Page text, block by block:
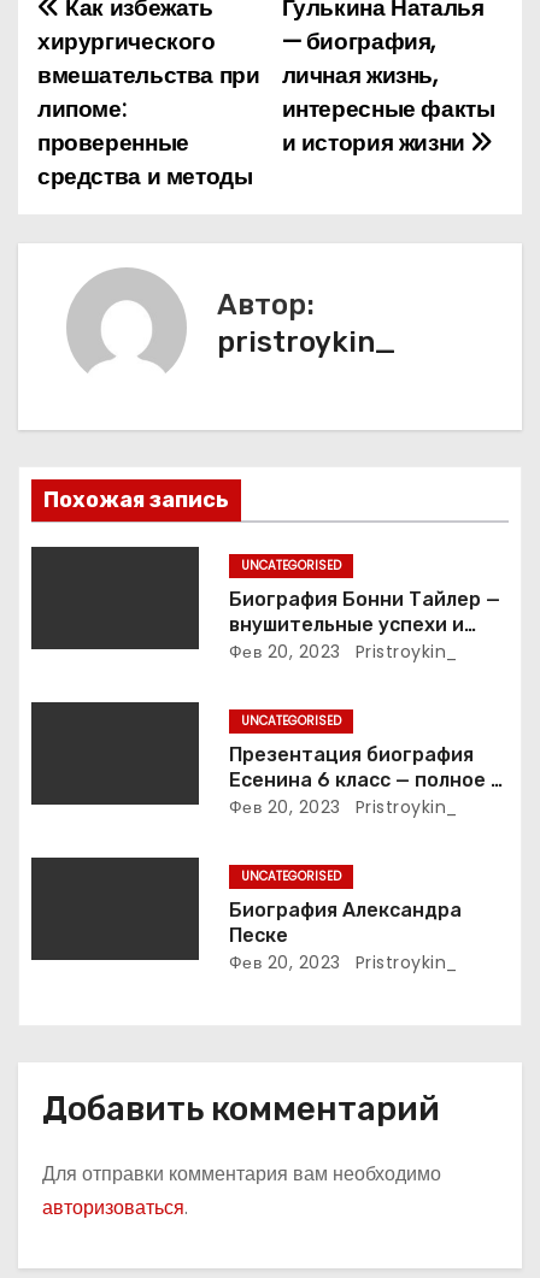
Н
а
в
и
я
п
о
Гулькина Наталья
— биография,
личная жизнь,
интересные факты
и история жизни
Как избежать
хирургического
вмешательства при
липоме:
проверенные
средства и методы
Автор:
pristroykin_
Похожая запись
UNCATEGORISED
Биография Бонни Тайлер —
внушительные успехи и
интимные подробности
Фев 20, 2023 Pristroykin_
UNCATEGORISED
Презентация биография
Есенина 6 класс — полное и
подробное описание жизни
Фев 20, 2023 Pristroykin_
UNCATEGORISED
Биография Александра
Песке
Фев 20, 2023 Pristroykin_
Добавить комментарий
Для отправки комментария вам необходимо
авторизоваться.